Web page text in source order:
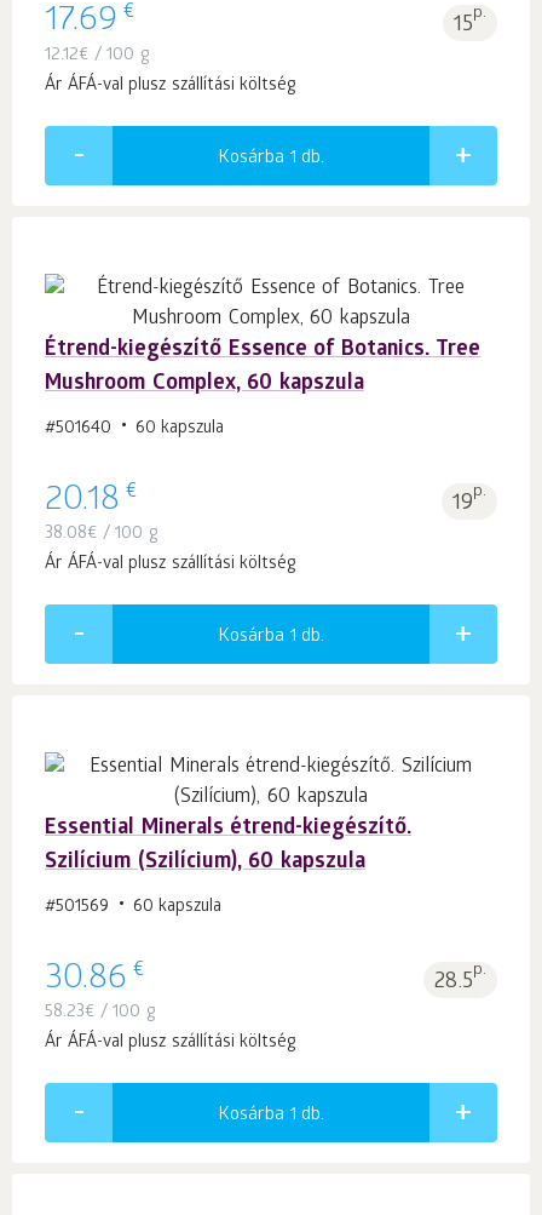
17.69 € 15p.
12.12€ / 100 g
Ár ÁFÁ-val plusz szállítási költség
Kosárba 1 db.
Étrend-kiegészítő Essence of Botanics. Tree
Mushroom Complex, 60 kapszula
#501640 60 kapszula
20.18 € 19p.
38.08€ / 100 g
Ár ÁFÁ-val plusz szállítási költség
Kosárba 1 db.
Essential Minerals étrend-kiegészítő.
Szilícium (Szilícium), 60 kapszula
#501569 60 kapszula
30.86 € 28.5p.
58.23€ / 100 g
Ár ÁFÁ-val plusz szállítási költség
Kosárba 1 db.